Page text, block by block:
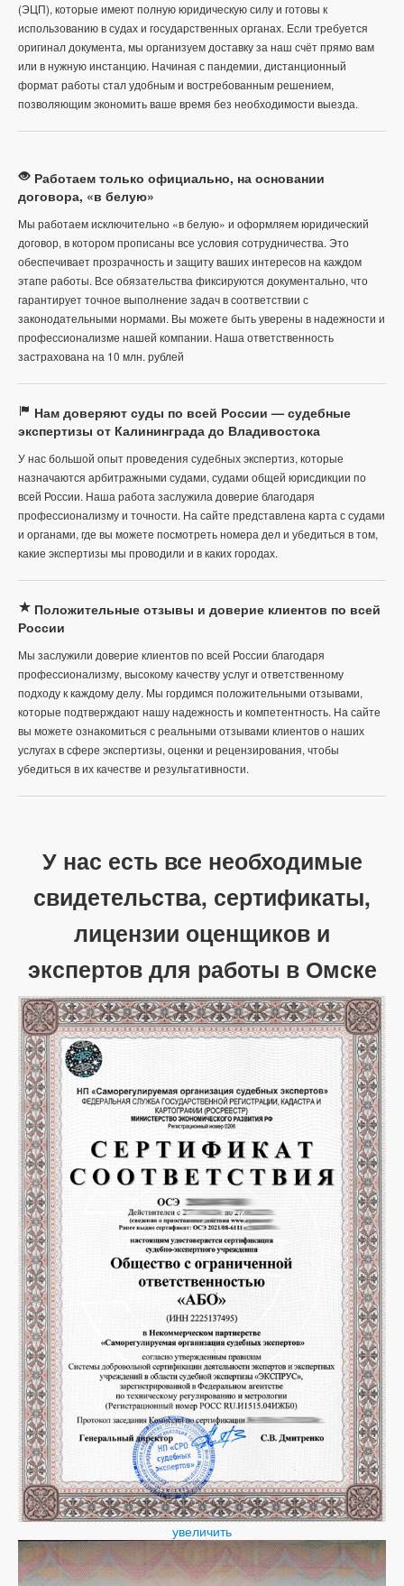
(ЭЦП), которые имеют полную юридическую силу и готовы к
использованию в судах и государственных органах. Если требуется
оригинал документа, мы организуем доставку за наш счёт прямо вам
или в нужную инстанцию. Начиная с пандемии, дистанционный
формат работы стал удобным и востребованным решением,
позволяющим экономить ваше время без необходимости выезда.
Работаем только официально, на основании
договора, «в белую»
Мы работаем исключительно «в белую» и оформляем юридический
договор, в котором прописаны все условия сотрудничества. Это
обеспечивает прозрачность и защиту ваших интересов на каждом
этапе работы. Все обязательства фиксируются документально, что
гарантирует точное выполнение задач в соответствии с
законодательными нормами. Вы можете быть уверены в надежности и
профессионализме нашей компании. Наша ответственность
застрахована на 10 млн. рублей
Нам доверяют суды по всей России — судебные
экспертизы от Калининграда до Владивостока
У нас большой опыт проведения судебных экспертиз, которые
назначаются арбитражными судами, судами общей юрисдикции по
всей России. Наша работа заслужила доверие благодаря
профессионализму и точности. На сайте представлена карта с судами
и органами, где вы можете посмотреть номера дел и убедиться в том,
какие экспертизы мы проводили и в каких городах.
Положительные отзывы и доверие клиентов по всей
России
Мы заслужили доверие клиентов по всей России благодаря
профессионализму, высокому качеству услуг и ответственному
подходу к каждому делу. Мы гордимся положительными отзывами,
которые подтверждают нашу надежность и компетентность. На сайте
вы можете ознакомиться с реальными отзывами клиентов о наших
услугах в сфере экспертизы, оценки и рецензирования, чтобы
убедиться в их качестве и результативности.
У нас есть все необходимые
свидетельства, сертификаты,
лицензии оценщиков и
экспертов для работы в Омске
увеличить